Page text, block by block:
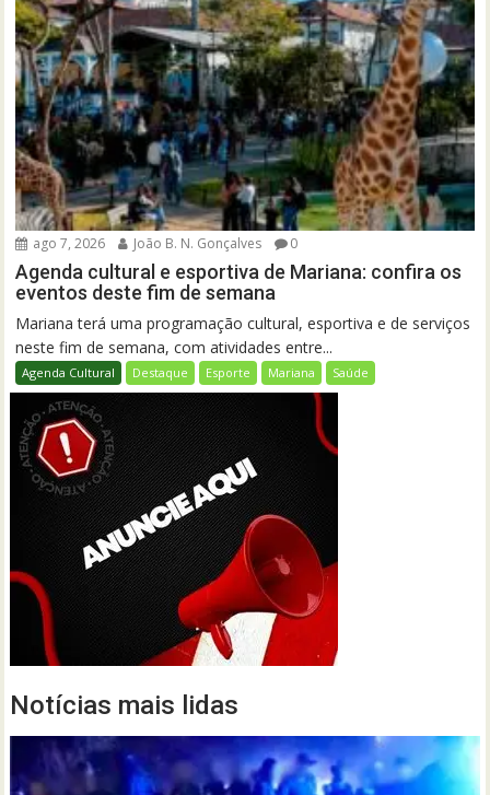
ago 7, 2026 João B. N. Gonçalves 0
Agenda cultural e esportiva de Mariana: confira os
eventos deste fim de semana
Mariana terá uma programação cultural, esportiva e de serviços
neste fim de semana, com atividades entre...
Agenda Cultural Destaque Esporte Mariana Saúde
Notícias mais lidas